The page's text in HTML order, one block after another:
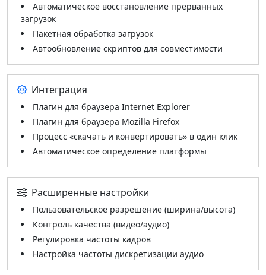
Автоматическое восстановление прерванных
загрузок
Пакетная обработка загрузок
Автообновление скриптов для совместимости
Интеграция
Плагин для браузера Internet Explorer
Плагин для браузера Mozilla Firefox
Процесс «скачать и конвертировать» в один клик
Автоматическое определение платформы
Расширенные настройки
Пользовательское разрешение (ширина/высота)
Контроль качества (видео/аудио)
Регулировка частоты кадров
Настройка частоты дискретизации аудио